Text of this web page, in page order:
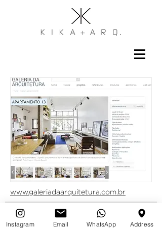
www.galeriadaarquitetura.com.br
Assine nossa newsletter
Email
Instagram Email WhatsApp Address